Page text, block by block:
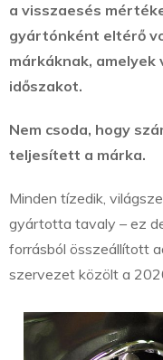
a visszaesés
gyártónként eltérő
márkáknak,
időszakot.
Nem csoda, hogy
teljesített a márka.
Minden tízedik,
gyártotta tavaly – ez
forrásból összeállított
szervezet közölt a